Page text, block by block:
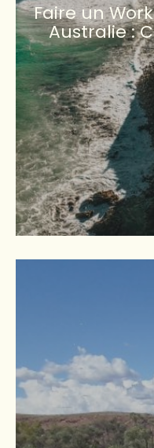
Faire un
Australie :